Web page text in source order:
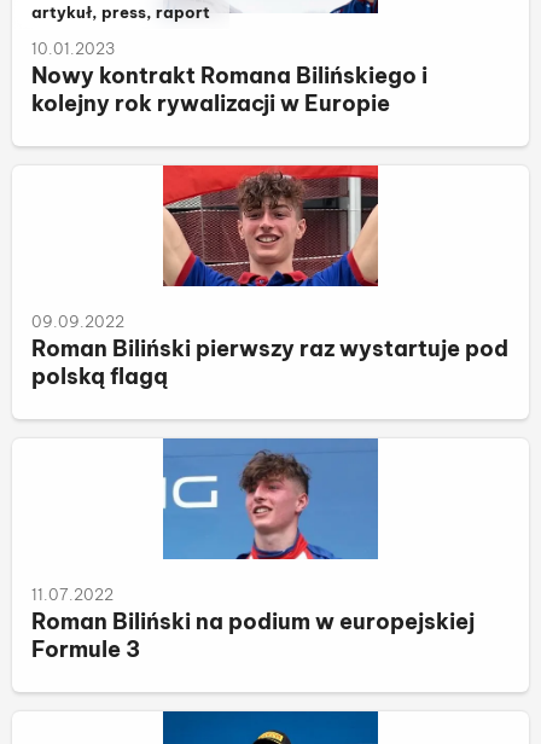
Należy do kategorii:
artykuł, press, raport
10.01.2023
Nowy kontrakt Romana Bilińskiego i
kolejny rok rywalizacji w Europie
09.09.2022
Roman Biliński pierwszy raz wystartuje pod
polską flagą
11.07.2022
Roman Biliński na podium w europejskiej
Formule 3